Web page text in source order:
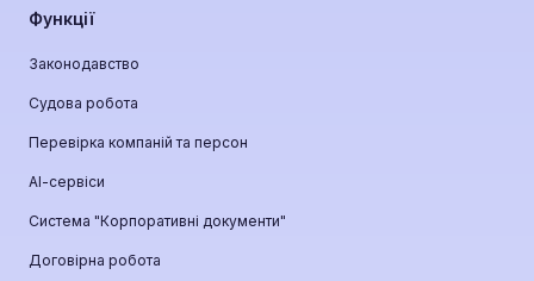
Функції
Законодавство
Судова робота
Перевірка компаній та персон
АІ-сервіси
Система "Корпоративні документи"
Договірна робота